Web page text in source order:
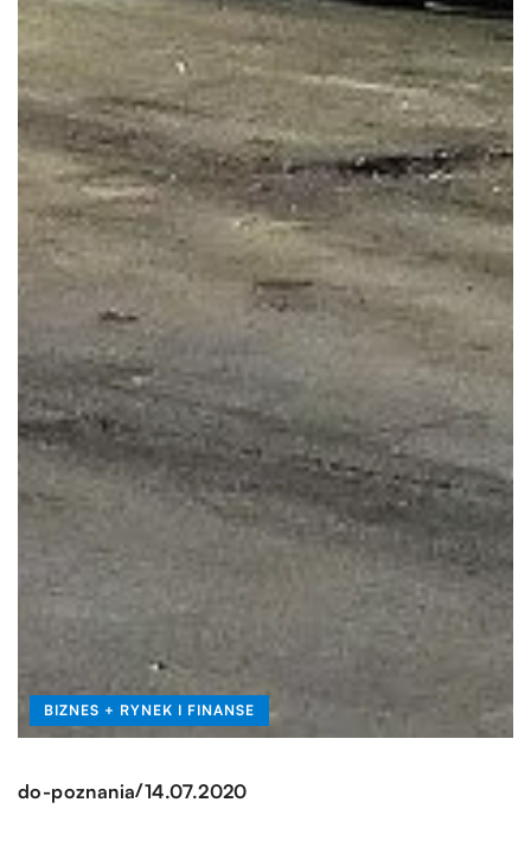
BIZNES + RYNEK I FINANSE
do-poznania/14.07.2020